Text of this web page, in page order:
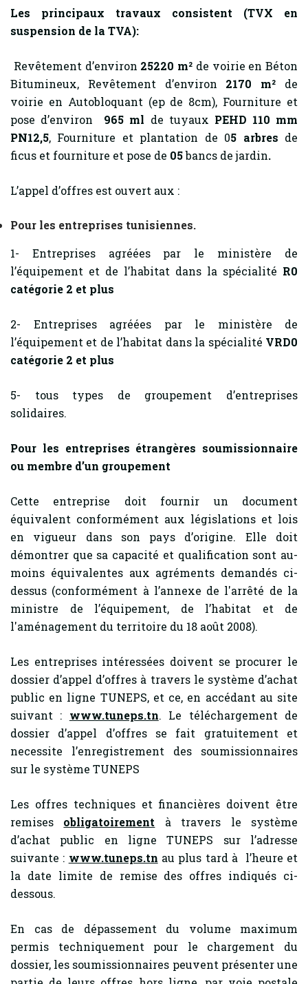
Les principaux travaux consistent (TVX en
suspension de la TVA):
Revêtement d’environ 25220 m² de voirie en Béton
Bitumineux, Revêtement d’environ 2170 m² de
voirie en Autobloquant (ep de 8cm), Fourniture et
pose d’environ 965 ml de tuyaux PEHD 110 mm
PN12,5, Fourniture et plantation de 05 arbres de
ficus et fourniture et pose de 05bancs de jardin.
L’appel d’offres est ouvert aux :
Pour les entreprises tunisiennes.
1- Entreprises agréées par le ministère de
l’équipement et de l’habitat dans la spécialité R0
catégorie 2 et plus
2- Entreprises agréées par le ministère de
l’équipement et de l’habitat dans la spécialité VRD0
catégorie 2 et plus
5- tous types de groupement d’entreprises
solidaires.
Pour les entreprises étrangères soumissionnaire
ou membre d’un groupement
Cette entreprise doit fournir un document
équivalent conformément aux législations et lois
en vigueur dans son pays d’origine. Elle doit
démontrer que sa capacité et qualification sont au-
moins équivalentes aux agréments demandés ci-
dessus (conformément à l’annexe de l'arrêté de la
ministre de l’équipement, de l’habitat et de
l'aménagement du territoire du 18 août 2008).
Les entreprises intéressées doivent se procurer le
dossier d’appel d’offres à travers le système d’achat
public en ligne TUNEPS, et ce, en accédant au site
suivant : www.tuneps.tn. Le téléchargement de
dossier d’appel d’offres se fait gratuitement et
necessite l’enregistrement des soumissionnaires
sur le système TUNEPS
Les offres techniques et financières doivent être
remises obligatoirement à travers le système
d’achat public en ligne TUNEPS sur l’adresse
suivante : www.tuneps.tn au plus tard à l’heure et
la date limite de remise des offres indiqués ci-
dessous.
En cas de dépassement du volume maximum
permis techniquement pour le chargement du
dossier, les soumissionnaires peuvent présenter une